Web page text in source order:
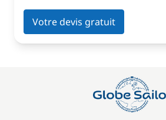
Votre devis gratuit